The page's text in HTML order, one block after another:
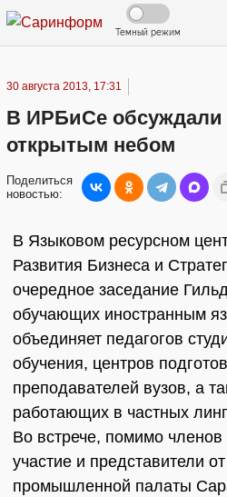
Темный режим
30 августа 2013, 17:31
В ИРБиСе обсуждали
открытым небом
Поделиться
новостью:
В Языковом ресурсном
Развития Бизнеса и
очередное заседание
обучающих иностранным
объединяет педагогов
обучения, центров
преподавателей вузов, а
работающих в частных
Во встрече, помимо
участие и представители
промышленной палаты